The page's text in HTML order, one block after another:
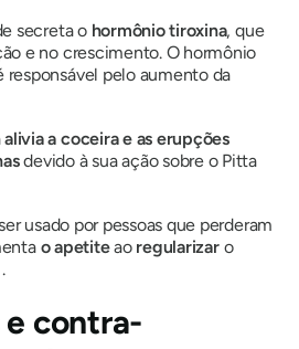
secreta o hormônio tiroxina, que
e no crescimento. O hormônio
pelo aumento da
alivia a coceira e as erupções
devido à sua ação sobre o Pitta
usado por pessoas que perderam
o apetiteao regularizaro
e contra-